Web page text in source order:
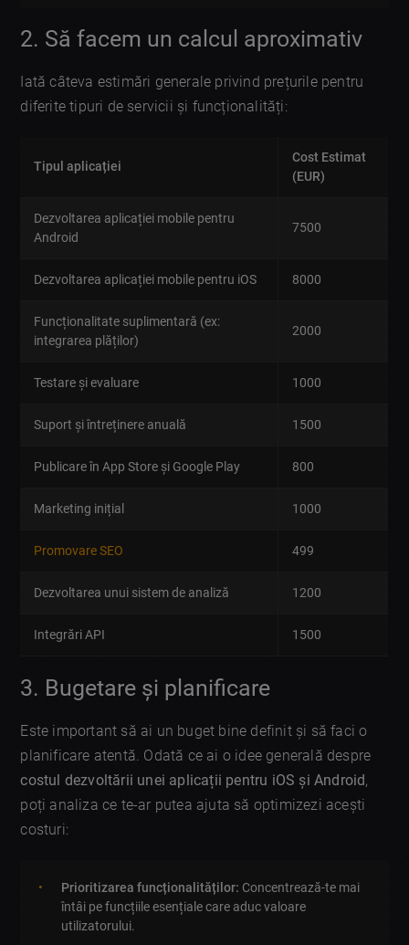
2. Să facem un calcul aproximativ
Iată câteva estimări generale privind prețurile pentru
diferite tipuri de servicii și funcționalități:
Tipul aplicației
Cost Estimat
(EUR)
Dezvoltarea aplicației mobile pentru
Android
7500
Dezvoltarea aplicației mobile pentru iOS 8000
Funcționalitate suplimentară (ex:
integrarea plăților)
2000
Testare și evaluare 1000
Suport și întreținere anuală 1500
Publicare în App Store și Google Play 800
Marketing inițial 1000
Promovare SEO 499
Dezvoltarea unui sistem de analiză 1200
Integrări API 1500
3. Bugetare și planificare
Este important să ai un buget bine definit și să faci o
planificare atentă. Odată ce ai o idee generală despre
costul dezvoltării unei aplicații pentru iOS și Android,
poți analiza ce te-ar putea ajuta să optimizezi acești
costuri:
Prioritizarea funcționalităților: Concentrează-te mai
întâi pe funcțiile esențiale care aduc valoare
utilizatorului.